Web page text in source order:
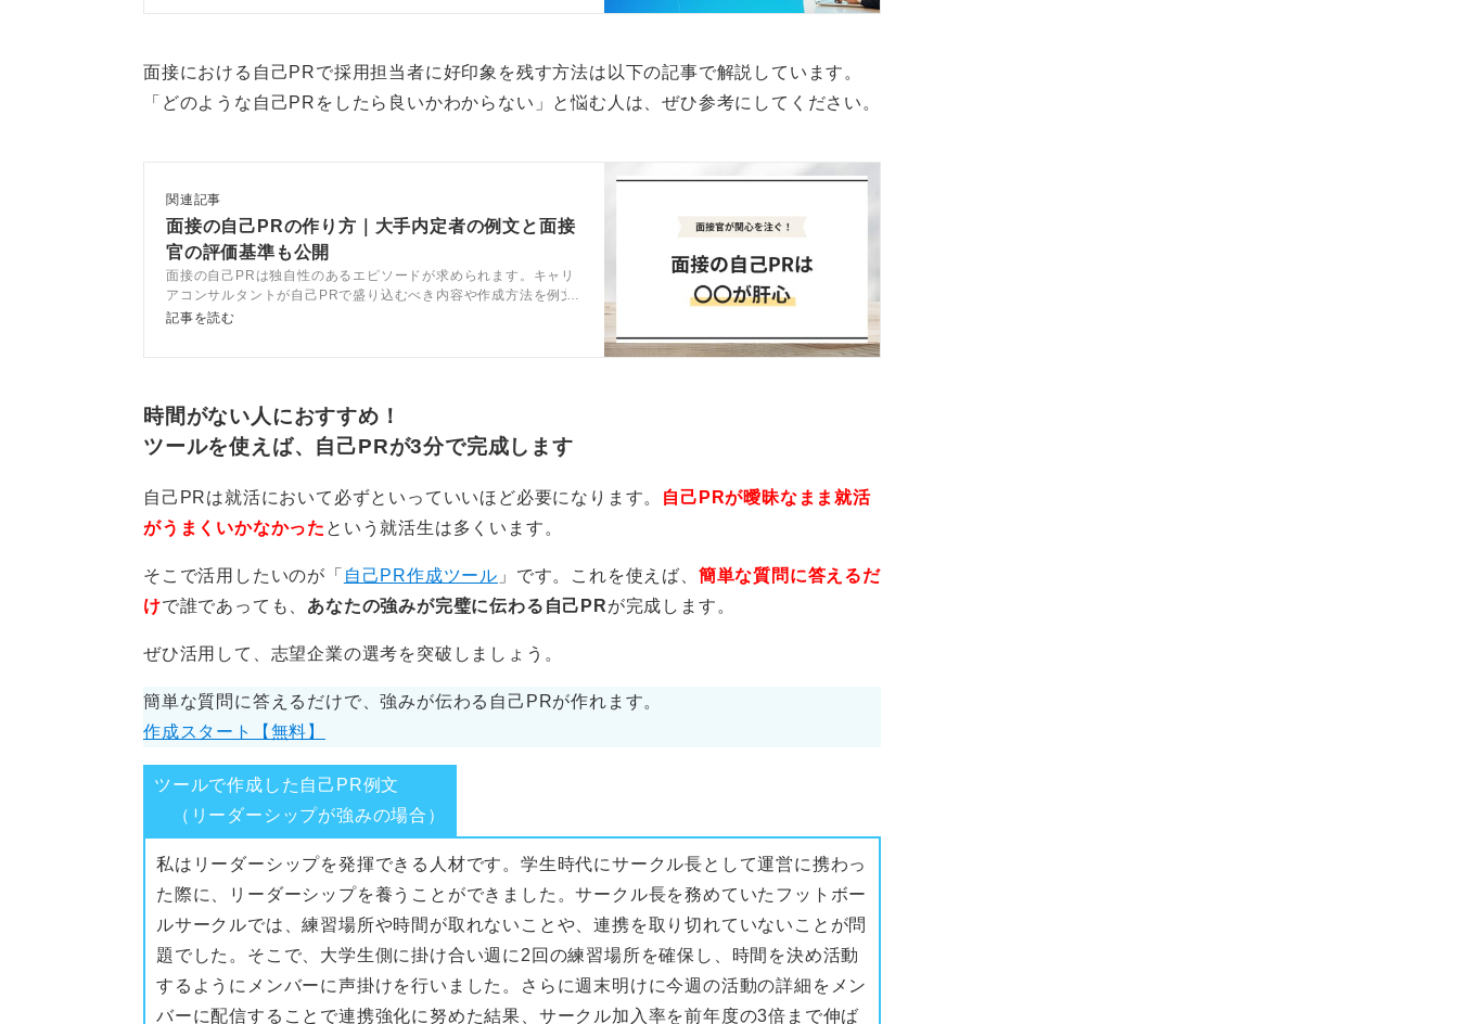
面接における自己PRで採用担当者に好印象を残す方法は以下の記事で解説しています。
「どのような自己PRをしたら良いかわからない」と悩む人は、ぜひ参考にしてください。
関連記事
面接の自己PRの作り方｜大手内定者の例文と面接
官の評価基準も公開
面接の自己PRは独自性のあるエピソードが求められます。キャリ
アコンサルタントが自己PRで盛り込むべき内容や作成方法を例文
と解説。記事を参考に独自性のある自己PRを作成し、他の学生と
記事を読む
時間がない人におすすめ！
ツールを使えば、自己PRが3分で完成します
自己PRは就活において必ずといっていいほど必要になります。
自己PRが曖昧なまま就活
がうまくいかなかった という就活生は多くいます。
そこで活用したいのが「 自己PR作成ツール 」です。これを使えば、 簡単な質問に答えるだ
けで誰であっても、 あなたの強みが完璧に伝わる自己PRが完成します。
ぜひ活用して、志望企業の選考を突破しましょう。
簡単な質問に答えるだけで、強みが伝わる自己PRが作れます。
作成スタート【無料】
ツールで作成した自己PR例文
（リーダーシップが強みの場合）
私はリーダーシップを発揮できる人材です。学生時代にサークル長として運営に携わっ
た際に、リーダーシップを養うことができました。サークル長を務めていたフットボー
ルサークルでは、練習場所や時間が取れないことや、連携を取り切れていないことが問
題でした。そこで、大学生側に掛け合い週に2回の練習場所を確保し、時間を決め活動
するようにメンバーに声掛けを行いました。さらに週末明けに今週の活動の詳細をメン
バーに配信することで連携強化に努めた結果、サークル加入率を前年度の3倍まで伸ば